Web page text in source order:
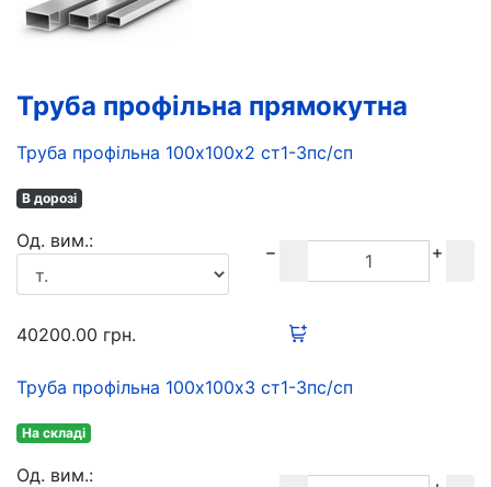
Труба профільна прямокутна
Труба профільна 100х100х2 ст1-3пс/сп
В дорозі
Oд. вим.:
40200.00 грн.
Труба профільна 100х100х3 ст1-3пс/сп
На складі
Oд. вим.: